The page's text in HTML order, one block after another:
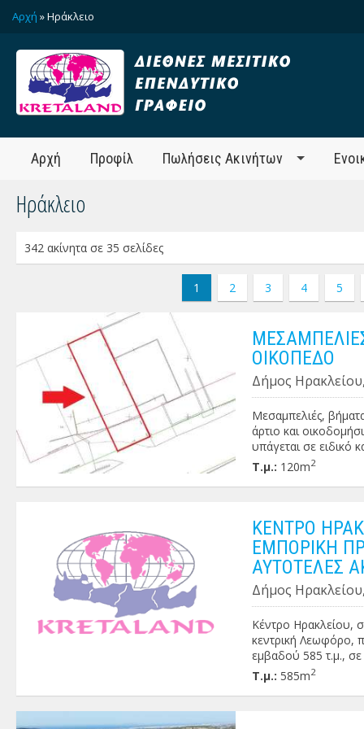
Αρχή » Ηράκλειο
Αρχή Προφίλ Πωλήσεις Ακινήτων
Ηράκλειο
342 ακίνητα σε 35 σελίδες
1 2 3 4 5
ΟΙΚΟΠΕΔΟ
Δήμος
Μεσαμπελιές,
άρτιο και
υπάγεται σε ειδικό
Τ.μ.: 120m2
ΚΕΝΤΡΟ
ΕΜΠΟΡΙΚΗ
ΑΥΤΟΤΕΛΕΣ
Δήμος
Κέντρο Ηρακλείου,
κεντρική Λεωφόρο,
εμβαδού 585 τ.μ.,
ημιτελές υπόγειο
ημιτελές υπόγειο
ισόγειο κατάστημα
Τ.μ.: 585m2